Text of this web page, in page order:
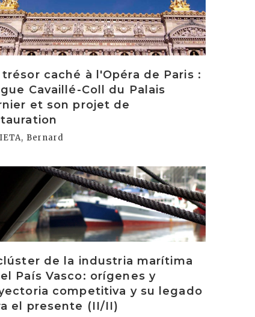
trésor caché à l'Opéra de Paris :
Cavaillé-Coll du Palais
et son projet de
Bernard
de la industria marítima
País Vasco: orígenes y
competitiva y su legado
el presente (II/II)